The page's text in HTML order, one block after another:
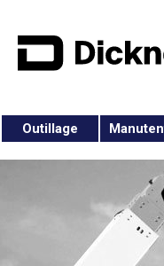
Outillage